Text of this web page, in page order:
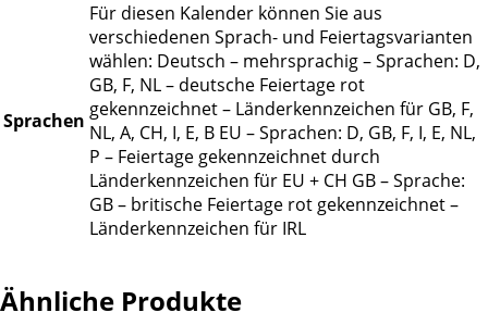
Sprachen
Für diesen Kalender können Sie aus
verschiedenen Sprach- und Feiertagsvarianten
wählen: Deutsch – mehrsprachig – Sprachen: D,
GB, F, NL – deutsche Feiertage rot
gekennzeichnet – Länderkennzeichen für GB, F,
NL, A, CH, I, E, B EU – Sprachen: D, GB, F, I, E, NL,
P – Feiertage gekennzeichnet durch
Länderkennzeichen für EU + CH GB – Sprache:
GB – britische Feiertage rot gekennzeichnet –
Länderkennzeichen für IRL
Ähnliche Produkte